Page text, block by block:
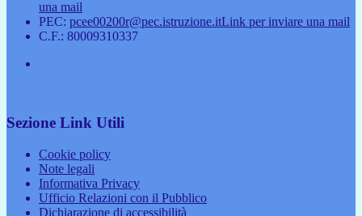
una mail
PEC: pcee00200r@pec.istruzione.itLink per inviare una mail
C.F.: 80009310337
Sezione Link Utili
Cookie policy
Note legali
Informativa Privacy
Ufficio Relazioni con il Pubblico
Dichiarazione di accessibilità